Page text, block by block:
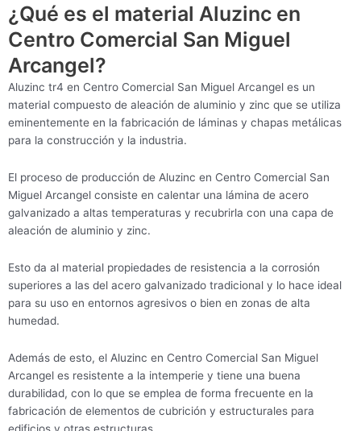
¿Qué es el material Aluzinc en
Centro Comercial San Miguel
Arcangel?
Aluzinc tr4 en Centro Comercial San Miguel Arcangel es un
material compuesto de aleación de aluminio y zinc que se utiliza
eminentemente en la fabricación de láminas y chapas metálicas
para la construcción y la industria.
El proceso de producción de Aluzinc en Centro Comercial San
Miguel Arcangel consiste en calentar una lámina de acero
galvanizado a altas temperaturas y recubrirla con una capa de
aleación de aluminio y zinc.
Esto da al material propiedades de resistencia a la corrosión
superiores a las del acero galvanizado tradicional y lo hace ideal
para su uso en entornos agresivos o bien en zonas de alta
humedad.
Además de esto, el Aluzinc en Centro Comercial San Miguel
Arcangel es resistente a la intemperie y tiene una buena
durabilidad, con lo que se emplea de forma frecuente en la
fabricación de elementos de cubrición y estructurales para
edificios y otras estructuras.